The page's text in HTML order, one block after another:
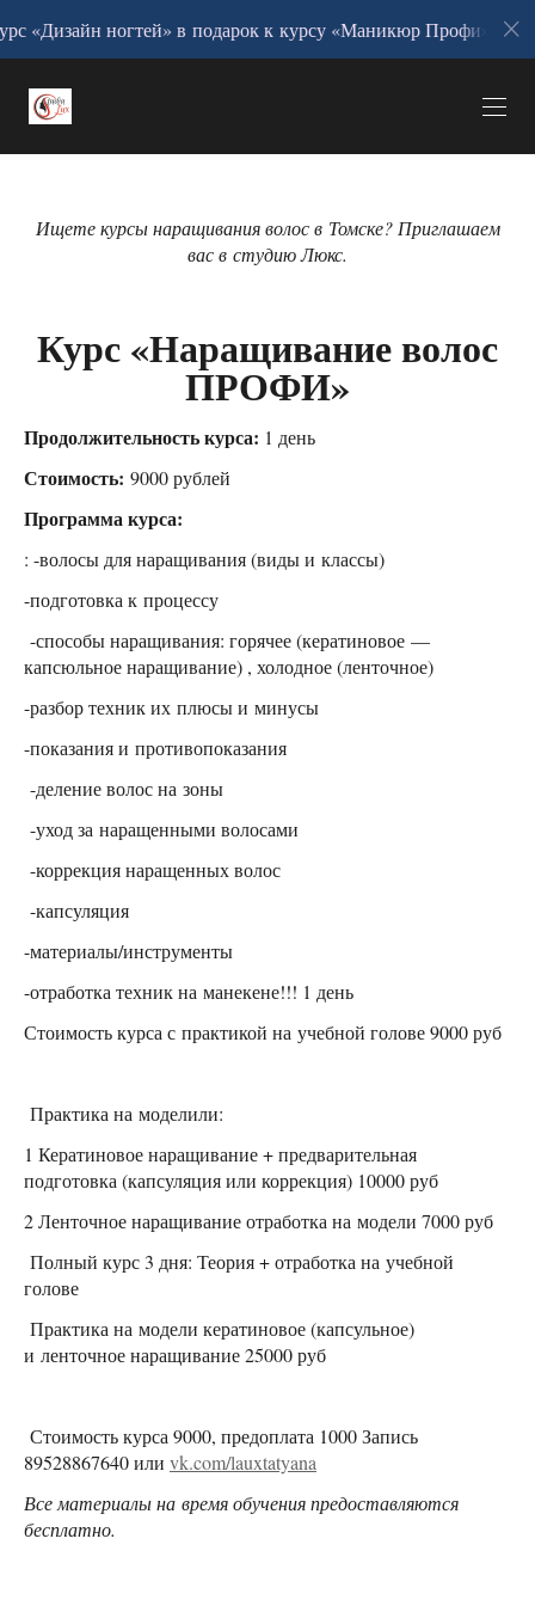
«Дизайн ногтей» в подарок к курсу «Маникюр Профи».
Ищете курсы наращивания волос в Томске? Приглашаем
вас в студию Люкс.
Курс «Наращивание волос
ПРОФИ»
Продолжительность курса: 1 день
Стоимость: 9000 рублей
Программа курса:
: -волосы для наращивания (виды и классы)
-подготовка к процессу
-способы наращивания: горячее (кератиновое —
капсюльное наращивание) , холодное (ленточное)
-разбор техник их плюсы и минусы
-показания и противопоказания
-деление волос на зоны
-уход за наращенными волосами
-коррекция наращенных волос
-капсуляция
-материалы/инструменты
-отработка техник на манекене!!! 1 день
Стоимость курса с практикой на учебной голове 9000 руб
Практика на моделили:
1 Кератиновое наращивание + предварительная
подготовка (капсуляция или коррекция) 10000 руб
2 Ленточное наращивание отработка на модели 7000 руб
Полный курс 3 дня: Теория + отработка на учебной
голове
Практика на модели кератиновое (капсульное)
и ленточное наращивание 25000 руб
Стоимость курса 9000, предоплата 1000 Запись
89528867640 или vk.com/lauxtatyana
Все материалы на время обучения предоставляются
бесплатно.